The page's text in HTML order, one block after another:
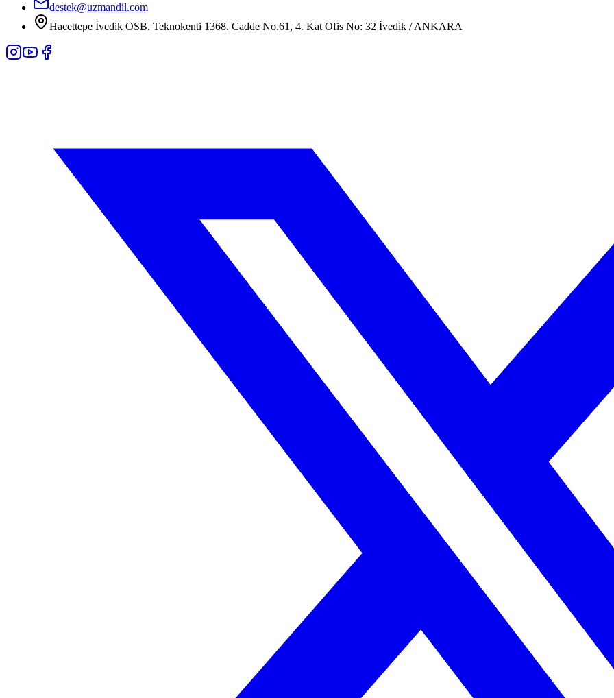
destek@uzmandil.com
Hacettepe İvedik OSB. Teknokenti 1368. Cadde No.61, 4. Kat Ofis No: 32 İvedik / ANKARA